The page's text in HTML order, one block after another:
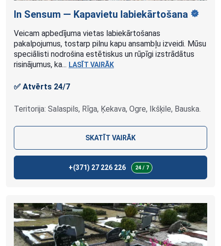
In Sensum — Kapavietu labiekārtošana
Veicam apbedījuma vietas labiekārtošanas
pakalpojumus, tostarp pilnu kapu ansambļu izveidi. Mūsu
speciālisti nodrošina estētiskus un rūpīgi izstrādātus
risinājumus, ka... LASĪT VAIRĀK
✅ Atvērts 24/7
Teritorija: Salaspils, Rīga, Ķekava, Ogre, Ikšķile, Bauska.
SKATĪT VAIRĀK
+(371) 27 226 226 24 / 7